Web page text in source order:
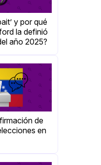
y por qué
la definió
año 2025?
de
en